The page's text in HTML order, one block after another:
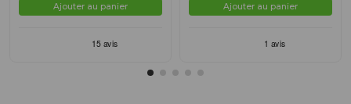
Ajouter au panier Ajouter au panier